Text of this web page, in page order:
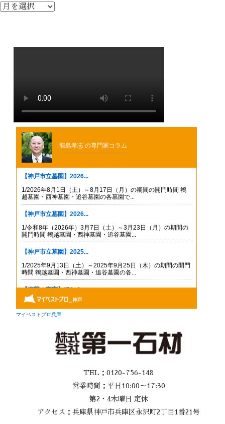
ア
ー
TEL：0120-756-148
営業時間：平日10:00～17:30
第2・4木曜日 定休
アクセス：兵庫県神戸市兵庫区永沢町2丁目1番21号